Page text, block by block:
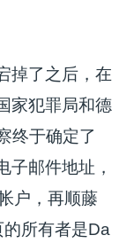
掉了之后，在
家犯罪局和德
终于确定了
子邮件地址，
户，再顺藤
所有者是Da